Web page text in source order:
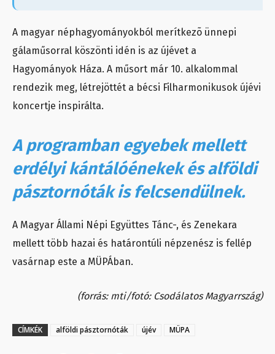
A magyar néphagyományokból merítkezõ ünnepi
gálaműsorral köszönti idén is az újévet a
Hagyományok Háza. A műsort már 10. alkalommal
rendezik meg, létrejöttét a bécsi Filharmonikusok újévi
koncertje inspirálta.
A programban egyebek mellett
erdélyi kántálóénekek és alföldi
pásztornóták is felcsendülnek.
A Magyar Állami Népi Együttes Tánc-, és Zenekara
mellett több hazai és határontúli népzenész is fellép
vasárnap este a MÜPÁban.
(forrás: mti/fotó: Csodálatos Magyarrszág)
CÍMKÉK alföldi pásztornóták újév MÜPA